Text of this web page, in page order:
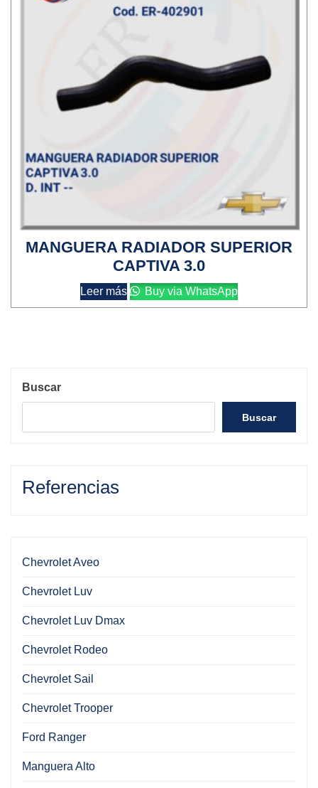
MANGUERA RADIADOR SUPERIOR
CAPTIVA 3.0
Leer más Buy via WhatsApp
Buscar
Buscar
Referencias
Chevrolet Aveo
Chevrolet Luv
Chevrolet Luv Dmax
Chevrolet Rodeo
Chevrolet Sail
Chevrolet Trooper
Ford Ranger
Manguera Alto